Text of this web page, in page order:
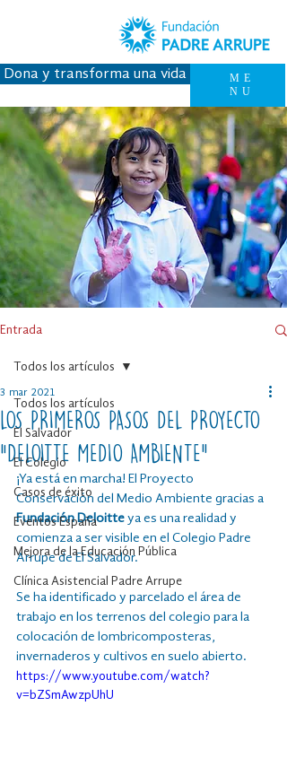
ME
NU
Dona y transforma una vida
Entrada
Todos los artículos
El Salvador
El Colegio
Casos de éxito
Eventos España
Mejora de la Educación Pública
Clínica Asistencial Padre Arrupe
Todos los artículos
LOS PRIMEROS PASOS DEL PROYECTO
“DELOITTE MEDIO AMBIENTE”
3 mar 2021
¡Ya está en marcha! El Proyecto
Conservación del Medio Ambiente gracias a
Fundación Deloitte ya es una realidad y
comienza a ser visible en el Colegio Padre
Arrupe de El Salvador.
Se ha identificado y parcelado el área de
trabajo en los terrenos del colegio para la
colocación de lombricomposteras,
invernaderos y cultivos en suelo abierto.
https://www.youtube.com/watch?
v=bZSmAwzpUhU